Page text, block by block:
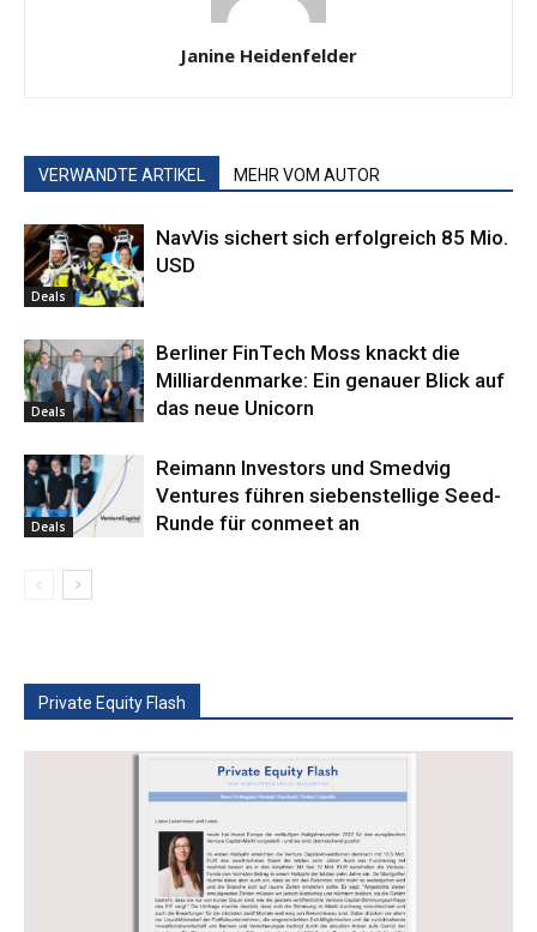
Janine Heidenfelder
VERWANDTE ARTIKEL MEHR VOM AUTOR
Deals
NavVis sichert sich erfolgreich 85 Mio.
USD
Deals
Berliner FinTech Moss knackt die
Milliardenmarke: Ein genauer Blick auf
das neue Unicorn
Deals
Reimann Investors und Smedvig
Ventures führen siebenstellige Seed-
Runde für conmeet an
Private Equity Flash